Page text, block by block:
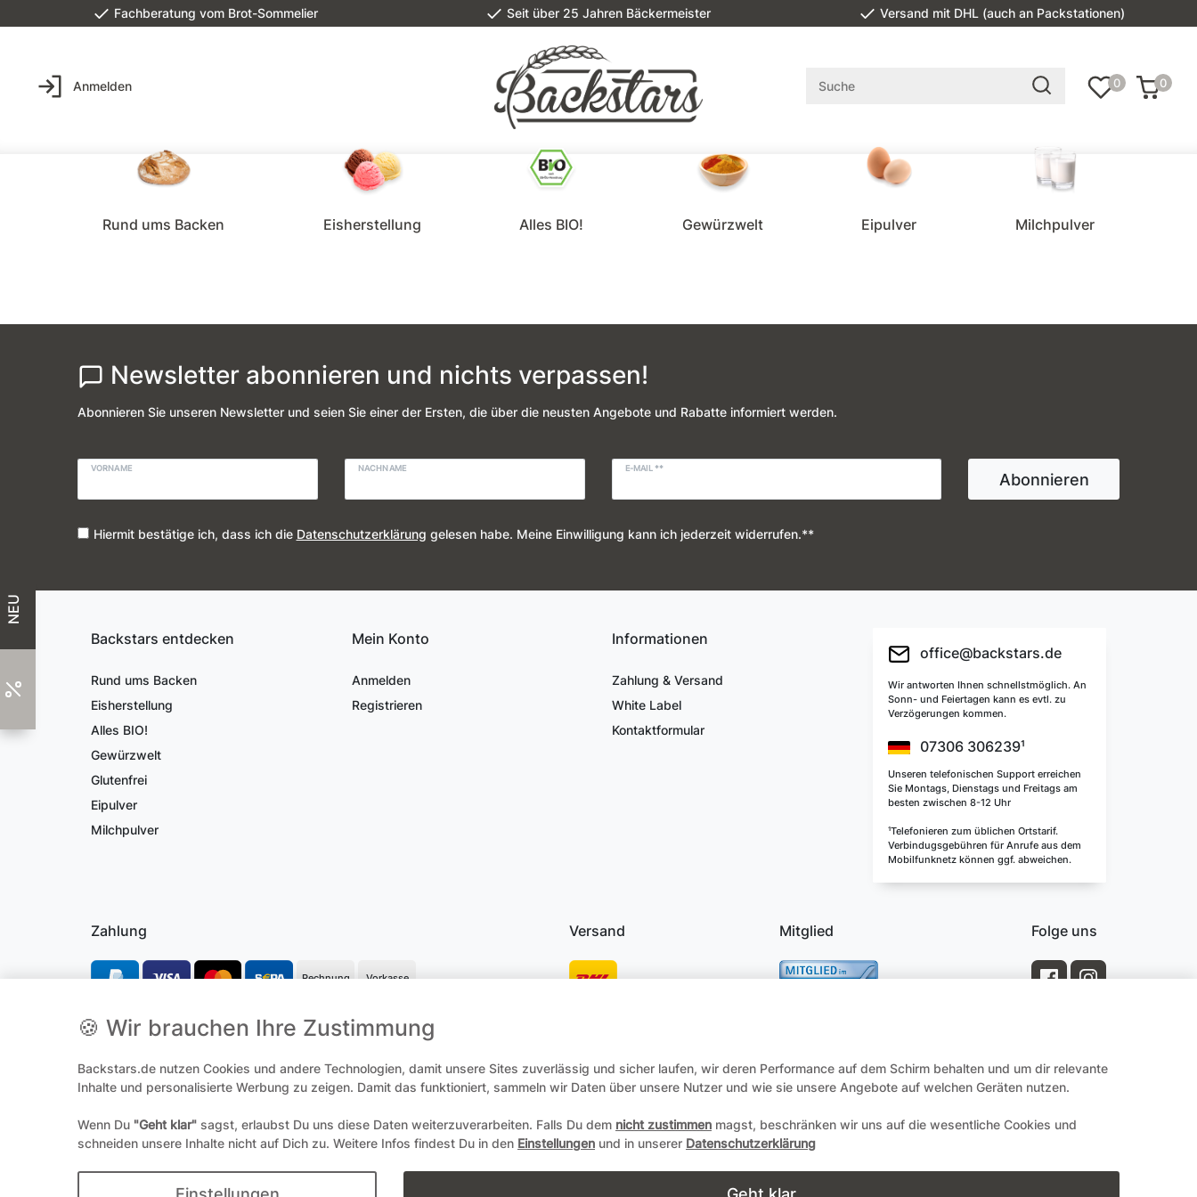
Fachberatung vom Brot-Sommelier Seit über 25 Jahren Bäckermeister Versand mit DHL (auch an Packstationen)
Anmelden 0 0
Rund ums Backen Eisherstellung Alles BIO! Gewürzwelt Eipulver Milchpulver
Newsletter abonnieren und nichts verpassen!
Abonnieren Sie unseren Newsletter und seien Sie einer der Ersten, die über die neusten Angebote und Rabatte informiert werden.
VORNAME NACHNAME E-MAIL **
Abonnieren
Hiermit bestätige ich, dass ich die Daten­schutz­erklärung gelesen habe. Meine Einwilligung kann ich jederzeit widerrufen.**
Backstars entdecken
Rund ums Backen
Eisherstellung
Alles BIO!
Gewürzwelt
Glutenfrei
Eipulver
Milchpulver
Mein Konto
Anmelden
Registrieren
Informationen
Zahlung & Versand
White Label
Kontaktformular
office@backstars.de
Wir antworten Ihnen schnellstmöglich. An
Sonn- und Feiertagen kann es evtl. zu
Verzögerungen kommen.
07306 306239¹
Unseren telefonischen Support erreichen
Sie Montags, Dienstags und Freitags am
besten zwischen 8-12 Uhr
¹Telefonieren zum üblichen Ortstarif.
Verbindugsgebühren für Anrufe aus dem
Mobilfunknetz können ggf. abweichen.
Zahlung
Rechnung Vorkasse
Versand Mitglied Folge uns
**Hierbei handelt es sich um ein Pflichtfeld
Widerrufs­recht Zum Online-Widerruf Daten­schutz­erklärung AGB Impressum
© Copyright 2004-2026 durch Andreas Zöllner. Alle Rechte vorbehalten.
🍪 Wir brauchen Ihre Zustimmung
Backstars.de nutzen Cookies und andere Technologien, damit unsere Sites zuverlässig und sicher laufen, wir deren Performance auf dem Schirm behalten und um dir relevante
Inhalte und personalisierte Werbung zu zeigen. Damit das funktioniert, sammeln wir Daten über unsere Nutzer und wie sie unsere Angebote auf welchen Geräten nutzen.
Wenn Du "Geht klar" sagst, erlaubst Du uns diese Daten weiterzuverarbeiten. Falls Du dem nicht zustimmen magst, beschränken wir uns auf die wesentliche Cookies und
schneiden unsere Inhalte nicht auf Dich zu. Weitere Infos findest Du in den Einstellungen und in unserer Datenschutzerklärung
NEU